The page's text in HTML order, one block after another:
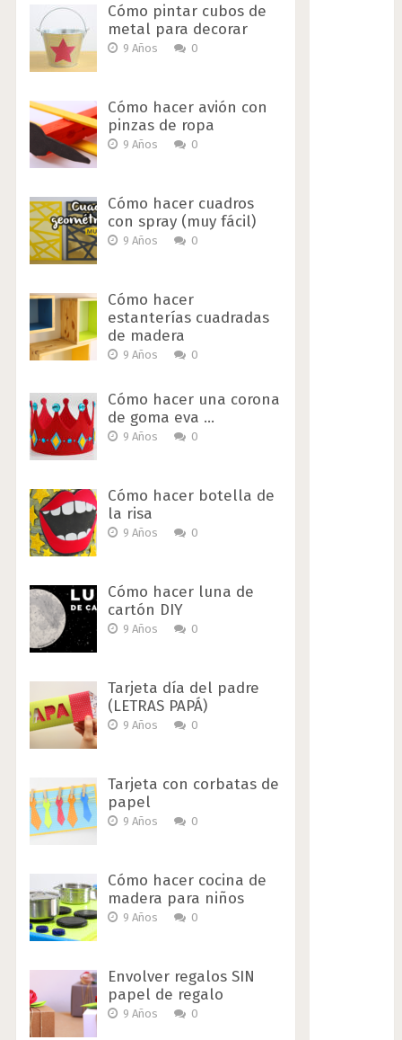
Cómo pintar cubos de
metal para decorar
9 Años 0
Cómo hacer avión con
pinzas de ropa
9 Años 0
Cómo hacer cuadros
con spray (muy fácil)
9 Años 0
Cómo hacer
estanterías cuadradas
de madera
9 Años 0
Cómo hacer una corona
de goma eva …
9 Años 0
Cómo hacer botella de
la risa
9 Años 0
Cómo hacer luna de
cartón DIY
9 Años 0
Tarjeta día del padre
(LETRAS PAPÁ)
9 Años 0
Tarjeta con corbatas de
papel
9 Años 0
Cómo hacer cocina de
madera para niños
9 Años 0
Envolver regalos SIN
papel de regalo
9 Años 0